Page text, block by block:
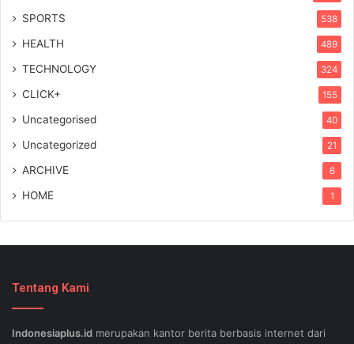
SPORTS 538
HEALTH 489
TECHNOLOGY 324
CLICK+ 155
Uncategorised 40
Uncategorized 21
ARCHIVE 6
HOME 1
Tentang Kami
Indonesiaplus.id merupakan kantor berita berbasis internet dari